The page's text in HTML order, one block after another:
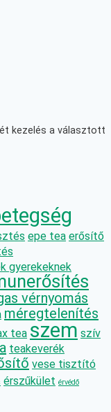
kezelés a választott
epe tea erősítő
gyerekeknek
vérnyomás
méregtelenítés
tea szem szív
teakeverék
vese tisztító
érszűkület érvédő